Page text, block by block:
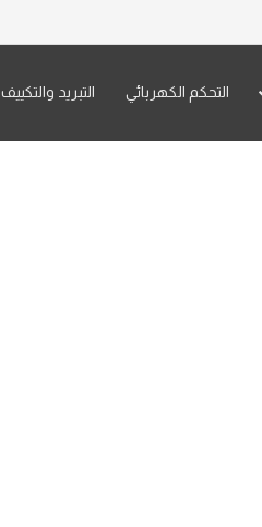
التحكم الكهربائي التبريد والتكييف